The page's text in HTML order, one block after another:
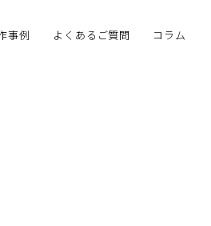
事例 よくあるご質問 コラム